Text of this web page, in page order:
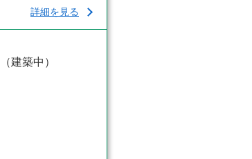
詳細を見る
建築中）